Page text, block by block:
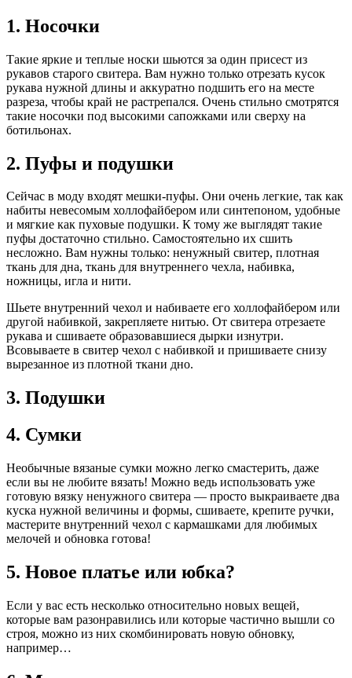
1. Носочки
Такие яркие и теплые носки шьются за один присест из
рукавов старого свитера. Вам нужно только отрезать кусок
рукава нужной длины и аккуратно подшить его на месте
разреза, чтобы край не растрепался. Очень стильно смотрятся
такие носочки под высокими сапожками или сверху на
ботильонах.
2. Пуфы и подушки
Сейчас в моду входят мешки-пуфы. Они очень легкие, так как
набиты невесомым холлофайбером или синтепоном, удобные
и мягкие как пуховые подушки. К тому же выглядят такие
пуфы достаточно стильно. Самостоятельно их сшить
несложно. Вам нужны только: ненужный свитер, плотная
ткань для дна, ткань для внутреннего чехла, набивка,
ножницы, игла и нити.
Шьете внутренний чехол и набиваете его холлофайбером или
другой набивкой, закрепляете нитью. От свитера отрезаете
рукава и сшиваете образовавшиеся дырки изнутри.
Всовываете в свитер чехол с набивкой и пришиваете снизу
вырезанное из плотной ткани дно.
3. Подушки
4. Сумки
Необычные вязаные сумки можно легко смастерить, даже
если вы не любите вязать! Можно ведь использовать уже
готовую вязку ненужного свитера — просто выкраиваете два
куска нужной величины и формы, сшиваете, крепите ручки,
мастерите внутренний чехол с кармашками для любимых
мелочей и обновка готова!
5. Новое платье или юбка?
Если у вас есть несколько относительно новых вещей,
которые вам разонравились или которые частично вышли со
строя, можно из них скомбинировать новую обновку,
например…